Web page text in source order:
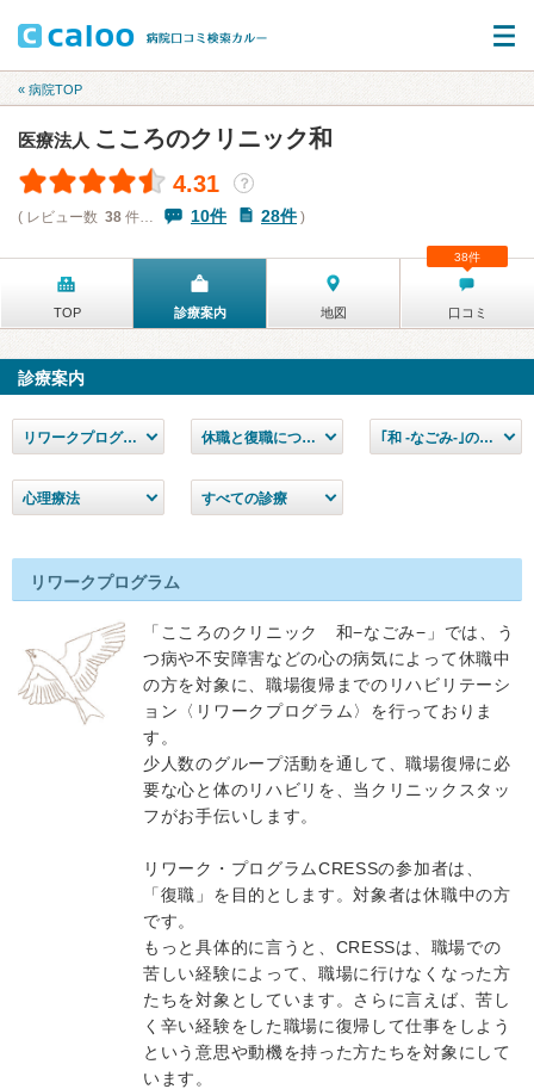
« 病院TOP
医療法人 こころのクリニック和
4.31
？
( レビュー数 38 件… 10件 28件)
TOP 診療案内 地図 口コミ
38件
診療案内
リワークプログラム 休職と復職について ｢和 -なごみ-｣の一般外来
心理療法 すべての診療
リワークプログラム
「こころのクリニック 和−なごみ−」では、う
つ病や不安障害などの心の病気によって休職中
の方を対象に、職場復帰までのリハビリテーシ
ョン〈リワークプログラム〉を行っておりま
す。
少人数のグループ活動を通して、職場復帰に必
要な心と体のリハビリを、当クリニックスタッ
フがお手伝いします。
リワーク・プログラムCRESSの参加者は、
「復職」を目的とします。対象者は休職中の方
です。
もっと具体的に言うと、CRESSは、職場での
苦しい経験によって、職場に行けなくなった方
たちを対象としています。さらに言えば、苦し
く辛い経験をした職場に復帰して仕事をしよう
という意思や動機を持った方たちを対象にして
います。